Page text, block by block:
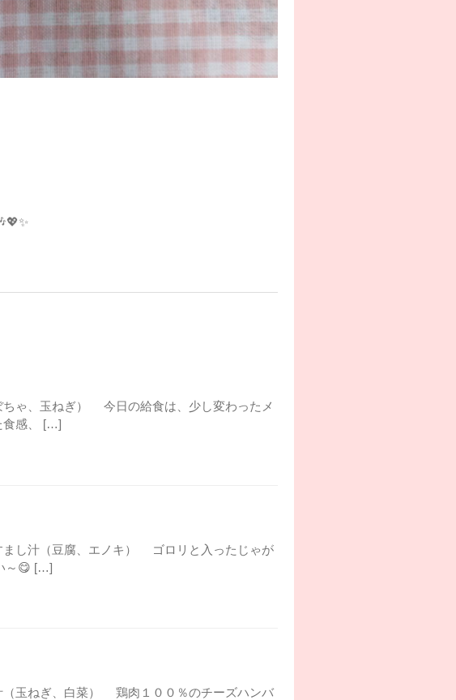
ゃ、玉ねぎ） 今日の給食は、少し変わったメ
食感、 […]
し汁（豆腐、エノキ） ゴロリと入ったじゃが
～😋 […]
玉ねぎ、白菜） 鶏肉１００％のチーズハンバ